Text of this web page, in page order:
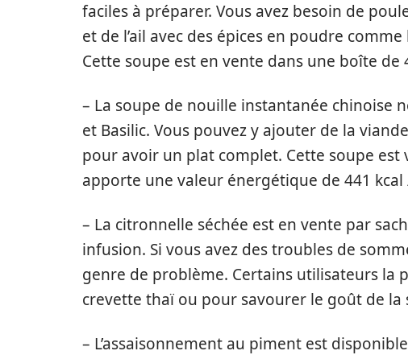
faciles à préparer. Vous avez besoin de
et de l’ail avec des épices en poudre
Cette soupe est en vente dans une boîte de
– La soupe de nouille instantanée chinoise
et Basilic. Vous pouvez y ajouter de la
pour avoir un plat complet. Cette soupe est
apporte une valeur énergétique de 441 kcal
– La citronnelle séchée est en vente par
infusion. Si vous avez des troubles de
genre de problème. Certains utilisateurs la
crevette thaï ou pour savourer le goût de la
– L’assaisonnement au piment est